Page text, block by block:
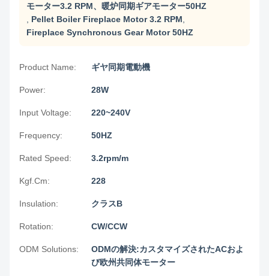
モーター3.2 RPM、暖炉同期ギアモーター50HZ
, Pellet Boiler Fireplace Motor 3.2 RPM,
Fireplace Synchronous Gear Motor 50HZ
Product Name: ギヤ同期電動機
Power: 28W
Input Voltage: 220~240V
Frequency: 50HZ
Rated Speed: 3.2rpm/m
Kgf.Cm: 228
Insulation: クラスB
Rotation: CW/CCW
ODM Solutions:
ODMの解決:カスタマイズされたACおよ
び欧州共同体モーター